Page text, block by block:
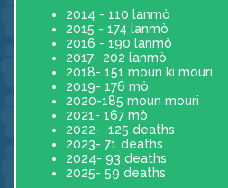
2014 - 110 lanmò
2015 - 174 lanmò
2016 - 190 lanmò
2017- 202 lanmò
2018- 151 moun ki mouri
2019- 176 mò
2020-185 moun mouri
2021- 167 mò
2022- 125 deaths
2023- 71 deaths
2024- 93 deaths
2025- 59 deaths